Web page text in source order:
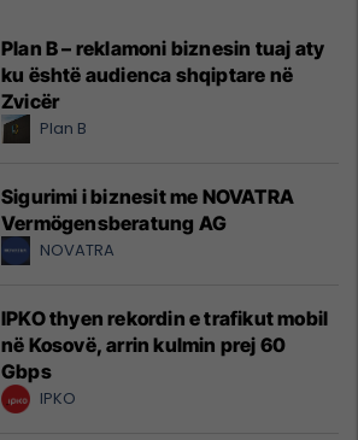
Plan B – reklamoni biznesin tuaj aty
ku është audienca shqiptare në
Zvicër
Plan B
Sigurimi i biznesit me NOVATRA
Vermögensberatung AG
NOVATRA
IPKO thyen rekordin e trafikut mobil
në Kosovë, arrin kulmin prej 60
Gbps
IPKO